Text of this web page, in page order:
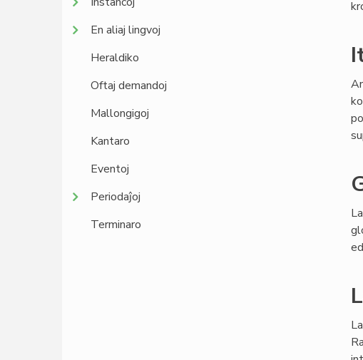
En aliaj lingvoj
Heraldiko
Oftaj demandoj
Mallongigoj
Kantaro
Eventoj
Periodaĵoj
Terminaro